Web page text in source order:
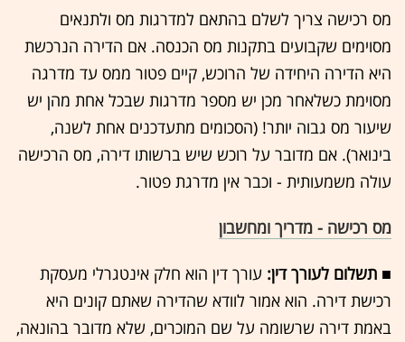
מס רכישה צריך לשלם בהתאם למדרגות מס ולתנאים
מסוימים שקבועים בתקנות מס הכנסה. אם הדירה הנרכשת
היא הדירה היחידה של הרוכש, קיים פטור ממס עד מדרגה
מסוימת כשלאחר מכן יש מספר מדרגות שבכל אחת מהן יש
שיעור מס גבוה יותר! (הסכומים מתעדכנים אחת לשנה,
בינואר). אם מדובר על רוכש שיש ברשותו דירה, מס הרכישה
עולה משמעותית - וכבר אין מדרגת פטור.
מס רכישה - מדריך ומחשבון
■ תשלום לעורך דין: עורך דין הוא חלק אינטגרלי מעסקת
רכישת דירה. הוא אמור לוודא שהדירה שאתם קונים היא
באמת דירה שרשומה על שם המוכרים, שלא מדובר בהונאה,